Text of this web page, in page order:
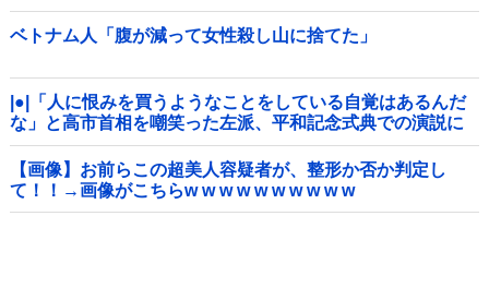
ベトナム人「腹が減って女性殺し山に捨てた」
|●|「人に恨みを買うようなことをしている自覚はあるんだ
な」と高市首相を嘲笑った左派、平和記念式典での演説に
ケチを付けるも……
【画像】お前らこの超美人容疑者が、整形か否か判定し
て！！→画像がこちらw w w w w w w w w w